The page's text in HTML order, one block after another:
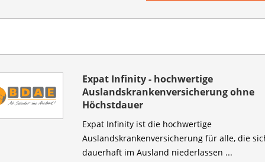
Expat Infinity - hochwertige
Auslandskrankenversicherung ohne
Höchstdauer
Expat Infinity ist die hochwertige
Auslandskranken­versicherung für alle, die
dauerhaft im Ausland niederlassen ...